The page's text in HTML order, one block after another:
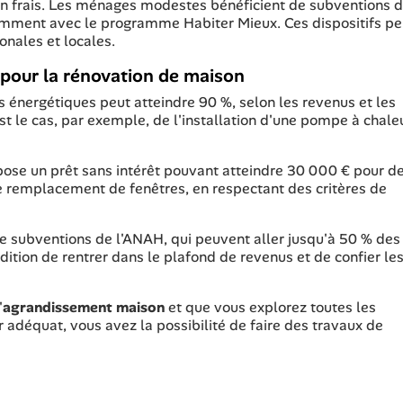
frais. Les ménages modestes bénéficient de subventions
avec le programme Habiter Mieux. Ces dispositifs
et locales.
la rénovation de maison
peut atteindre 90 %, selon les revenus et les
le cas, par exemple, de l'installation d'une pompe à
un prêt sans intérêt pouvant atteindre 30 000 € pour
de fenêtres, en respectant des critères de
subventions de l'ANAH, qui peuvent aller jusqu'à 50 %
de rentrer dans le plafond de revenus et de confier les
agrandissement maisonet que vous explorez toutes les
vous avez la possibilité de faire des travaux de